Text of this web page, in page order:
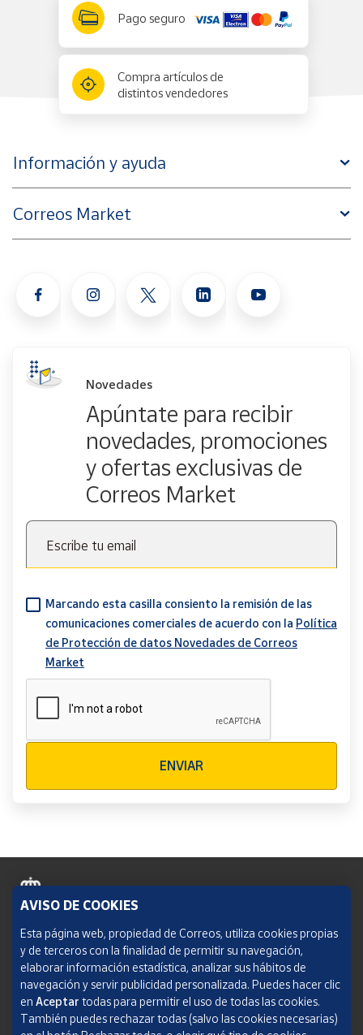
Pago seguro
Compra artículos de
distintos vendedores
Información y ayuda
Correos Market
Novedades
Apúntate para recibir
novedades, promociones
y ofertas exclusivas de
Correos Market
Escribe tu email
Marcando esta casilla consiento la remisión de las
comunicaciones comerciales de acuerdo con la Política
de Protección de datos Novedades de Correos
Market
ENVIAR
Política de cookies
Aviso legal
Condiciones del servicio
Política de Privacidad Web
AVISO DE COOKIES
Esta página web, propiedad de Correos, utiliza cookies propias
y de terceros con la finalidad de permitir su navegación,
elaborar información estadística, analizar sus hábitos de
navegación y servir publicidad personalizada. Puedes hacer clic
en Aceptar todas para permitir el uso de todas las cookies.
También puedes rechazar todas (salvo las cookies necesarias)